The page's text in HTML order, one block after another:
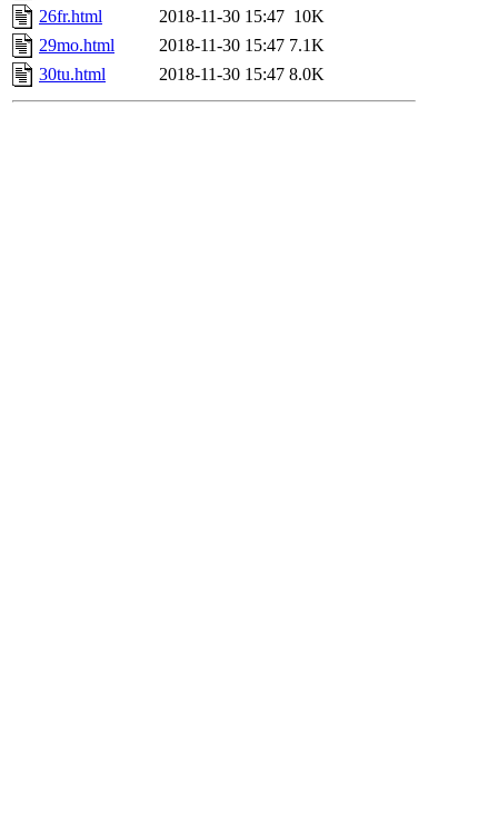
26fr.html
2018-11-30 15:47 10K
29mo.html
2018-11-30 15:47 7.1K
30tu.html
2018-11-30 15:47 8.0K